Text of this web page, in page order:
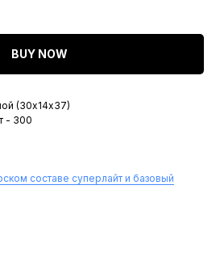
BUY NOW
(30х14х37)
- 300
составе суперлайт и базовый